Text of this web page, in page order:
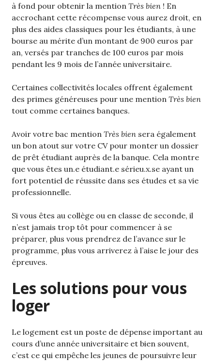
à fond pour obtenir la mention Très bien ! En
accrochant cette récompense vous aurez droit, en
plus des aides classiques pour les étudiants, à une
bourse au mérite d’un montant de 900 euros par
an, versés par tranches de 100 euros par mois
pendant les 9 mois de l’année universitaire.
Certaines collectivités locales offrent également
des primes généreuses pour une mention Très bien
tout comme certaines banques.
Avoir votre bac mention Très bien sera également
un bon atout sur votre CV pour monter un dossier
de prêt étudiant auprès de la banque. Cela montre
que vous êtes un.e étudiant.e sérieu.x.se ayant un
fort potentiel de réussite dans ses études et sa vie
professionnelle.
Si vous êtes au collège ou en classe de seconde, il
n’est jamais trop tôt pour commencer à se
préparer, plus vous prendrez de l’avance sur le
programme, plus vous arriverez à l’aise le jour des
épreuves.
Les solutions pour vous
loger
Le logement est un poste de dépense important au
cours d’une année universitaire et bien souvent,
c’est ce qui empêche les jeunes de poursuivre leur